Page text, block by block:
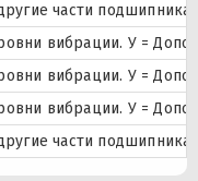
части
вибрации. У =
вибрации. У =
вибрации. У =
части